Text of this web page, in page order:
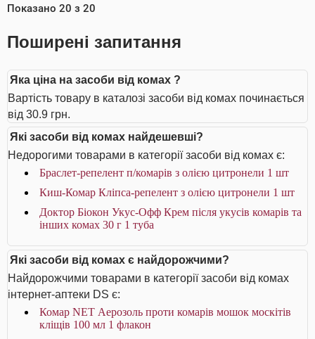
Показано 20 з 20
Поширені запитання
Яка ціна на засоби від комах ?
Вартість товару в каталозі засоби від комах починається
від 30.9 грн.
Які засоби від комах найдешевші?
Недорогими товарами в категорії засоби від комах є:
Браслет-репелент п/комарів з олією цитронели 1 шт
Киш-Комар Кліпса-репелент з олією цитронели 1 шт
Доктор Біокон Укус-Офф Крем після укусів комарів та
інших комах 30 г 1 туба
Які засоби від комах є найдорожчими?
Найдорожчими товарами в категорії засоби від комах
інтернет-аптеки DS є:
Комар NET Аерозоль проти комарів мошок москітів
кліщів 100 мл 1 флакон